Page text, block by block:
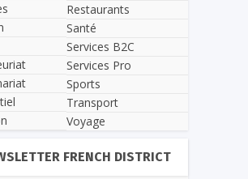
Restaurants
Santé
Services B2C
Services Pro
Sports
Transport
Voyage
FRENCH DISTRICT